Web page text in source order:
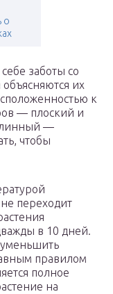
о
заботы со
их
к
— плоский и
—
чтобы
переходит
в 10 дней.
правилом
полное
на